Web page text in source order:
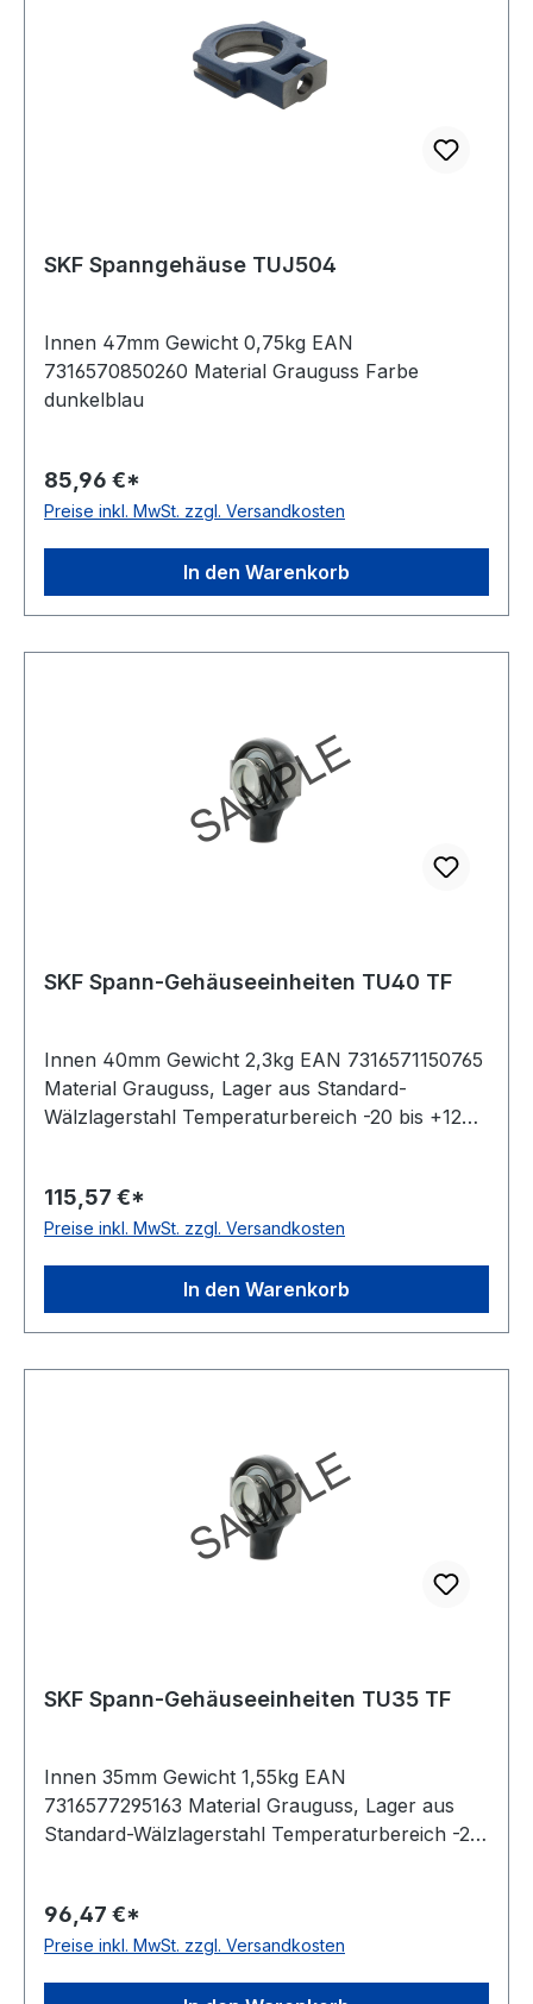
SKF Spanngehäuse TUJ504
Innen 47mm Gewicht 0,75kg EAN
7316570850260 Material Grauguss Farbe
dunkelblau
85,96 €*
Preise inkl. MwSt. zzgl. Versandkosten
In den Warenkorb
SKF Spann-Gehäuseeinheiten TU40 TF
Innen 40mm Gewicht 2,3kg EAN 7316571150765
Material Grauguss, Lager aus Standard-
Wälzlagerstahl Temperaturbereich -20 bis +120
Linearbewegungen Farbe dunkelblau
115,57 €*
Preise inkl. MwSt. zzgl. Versandkosten
In den Warenkorb
SKF Spann-Gehäuseeinheiten TU35 TF
Innen 35mm Gewicht 1,55kg EAN
7316577295163 Material Grauguss, Lager aus
Standard-Wälzlagerstahl Temperaturbereich -20
Ausführung für Linearbewegungen Farbe
dunkelblau
96,47 €*
Preise inkl. MwSt. zzgl. Versandkosten